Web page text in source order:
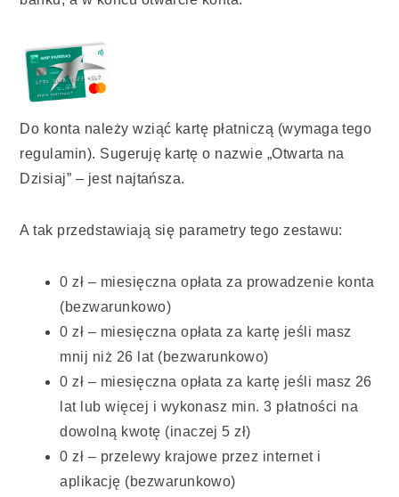
Do konta należy wziąć kartę płatniczą (wymaga tego
regulamin). Sugeruję kartę o nazwie „Otwarta na
Dzisiaj” – jest najtańsza.
A tak przedstawiają się parametry tego zestawu:
0 zł – miesięczna opłata za prowadzenie konta
(bezwarunkowo)
0 zł – miesięczna opłata za kartę jeśli masz
mnij niż 26 lat (bezwarunkowo)
0 zł – miesięczna opłata za kartę jeśli masz 26
lat lub więcej i wykonasz min. 3 płatności na
dowolną kwotę (inaczej 5 zł)
0 zł – przelewy krajowe przez internet i
aplikację (bezwarunkowo)